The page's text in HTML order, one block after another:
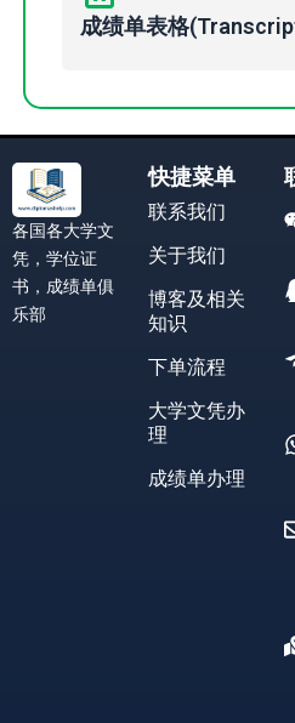
成绩单表格
各国各大学文
凭，学位证
书，成绩单俱
乐部
快捷菜单
联系我们
关于我们
博客及相关
知识
下单流程
大学文凭办
理
成绩单办理